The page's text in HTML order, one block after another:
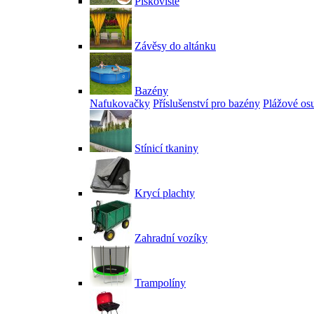
Závěsy do altánku
Bazény
Nafukovačky Příslušenství pro bazény Plážové
Stínicí tkaniny
Krycí plachty
Zahradní vozíky
Trampolíny